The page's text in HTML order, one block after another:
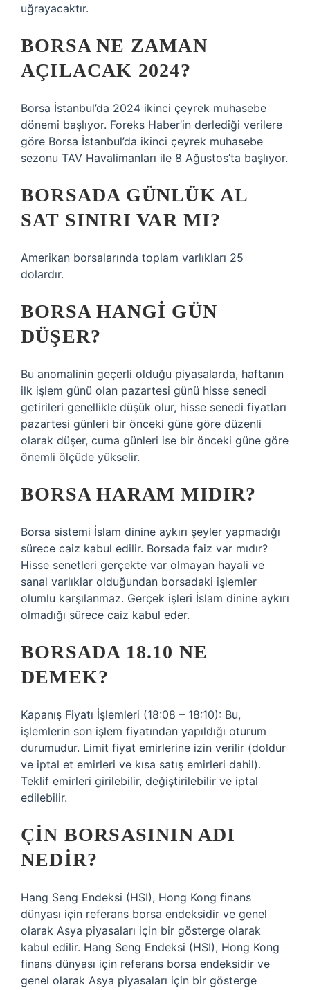
uğrayacaktır.
BORSA NE ZAMAN
AÇILACAK 2024?
Borsa İstanbul’da 2024 ikinci çeyrek muhasebe
dönemi başlıyor. Foreks Haber’in derlediği verilere
göre Borsa İstanbul’da ikinci çeyrek muhasebe
sezonu TAV Havalimanları ile 8 Ağustos’ta başlıyor.
BORSADA GÜNLÜK AL
SAT SINIRI VAR MI?
Amerikan borsalarında toplam varlıkları 25
dolardır.
BORSA HANGI GÜN
DÜŞER?
Bu anomalinin geçerli olduğu piyasalarda, haftanın
ilk işlem günü olan pazartesi günü hisse senedi
getirileri genellikle düşük olur, hisse senedi fiyatları
pazartesi günleri bir önceki güne göre düzenli
olarak düşer, cuma günleri ise bir önceki güne göre
önemli ölçüde yükselir.
BORSA HARAM MIDIR?
Borsa sistemi İslam dinine aykırı şeyler yapmadığı
sürece caiz kabul edilir. Borsada faiz var mıdır?
Hisse senetleri gerçekte var olmayan hayali ve
sanal varlıklar olduğundan borsadaki işlemler
olumlu karşılanmaz. Gerçek işleri İslam dinine aykırı
olmadığı sürece caiz kabul eder.
BORSADA 18.10 NE
DEMEK?
Kapanış Fiyatı İşlemleri (18:08 – 18:10): Bu,
işlemlerin son işlem fiyatından yapıldığı oturum
durumudur. Limit fiyat emirlerine izin verilir (doldur
ve iptal et emirleri ve kısa satış emirleri dahil).
Teklif emirleri girilebilir, değiştirilebilir ve iptal
edilebilir.
ÇIN BORSASININ ADI
NEDIR?
Hang Seng Endeksi (HSI), Hong Kong finans
dünyası için referans borsa endeksidir ve genel
olarak Asya piyasaları için bir gösterge olarak
kabul edilir. Hang Seng Endeksi (HSI), Hong Kong
finans dünyası için referans borsa endeksidir ve
genel olarak Asya piyasaları için bir gösterge